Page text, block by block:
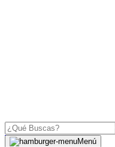
Menú
OJO